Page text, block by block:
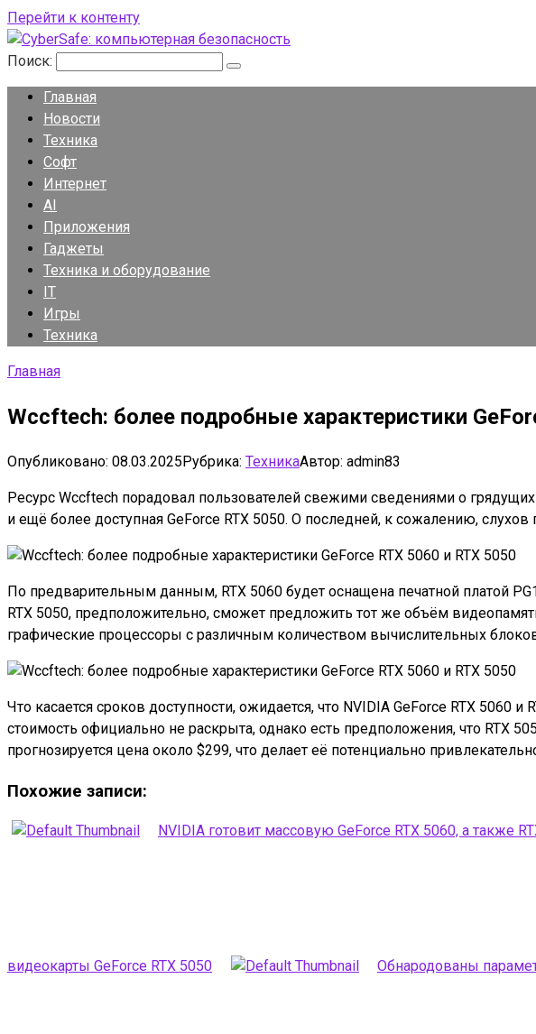
Перейти к контенту
Поиск:
Главная
Новости
Техника
Софт
Интернет
AI
Приложения
Гаджеты
Техника и оборудование
IT
Игры
Техника
Главная
Wccftech: более подробные характеристики
Опубликовано: 08.03.2025Рубрика: ТехникаАвтор: admin83
Ресурс Wccftech порадовал пользователей свежими сведениями о
и ещё более доступная GeForce RTX 5050. О последней, к сожалению,
По предварительным данным, RTX 5060 будет оснащена печатной платой
RTX 5050, предположительно, сможет предложить тот же объём
графические процессоры с различным количеством вычислительных
Что касается сроков доступности, ожидается, что NVIDIA GeForce RTX
стоимость официально не раскрыта, однако есть предположения, что RTX
прогнозируется цена около $299, что делает её потенциально
Похожие записи:
NVIDIA готовит массовую GeForce RTX 5060, а также
видеокарты GeForce RTX 5050 Обнародованы